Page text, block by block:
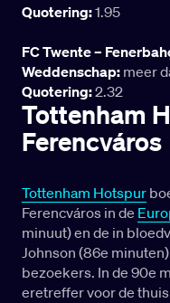
Quotering:1.95
FC Twente –
Weddenschap: meer
Quotering:2.32
Tottenham
Ferencváros
Tottenham Hotspur
Ferencváros in de
minuut) en de in
Johnson (86e
bezoekers. In de 90e
eretreffer voor de